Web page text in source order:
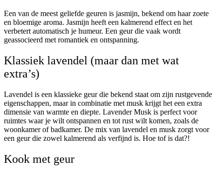
Een van de meest geliefde geuren is jasmijn, bekend om haar zoete
en bloemige aroma. Jasmijn heeft een kalmerend effect en het
verbetert automatisch je humeur. Een geur die vaak wordt
geassocieerd met romantiek en ontspanning.
Klassiek lavendel (maar dan met wat
extra’s)
Lavendel is een klassieke geur die bekend staat om zijn rustgevende
eigenschappen, maar in combinatie met musk krijgt het een extra
dimensie van warmte en diepte. Lavender Musk is perfect voor
ruimtes waar je wilt ontspannen en tot rust wilt komen, zoals de
woonkamer of badkamer. De mix van lavendel en musk zorgt voor
een geur die zowel kalmerend als verfijnd is. Hoe tof is dat?!
Kook met geur